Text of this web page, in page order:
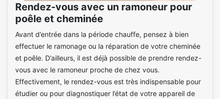
Rendez-vous avec un ramoneur pour
poêle et cheminée
Avant d’entrée dans la période chauffe, pensez à bien
effectuer le ramonage ou la réparation de votre cheminée
et poêle. D’ailleurs, il est déjà possible de prendre rendez-
vous avec le ramoneur proche de chez vous.
Effectivement, le rendez-vous est très indispensable pour
étudier ou pour diagnostiquer l’état de votre appareil de